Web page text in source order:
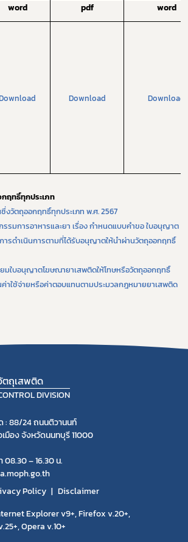
word pdf word
Download Download
ฤทธิ์ทุกประเภท
งวัตถุออกฤทธิ์ทุกประเภท พ.ศ.2567
รมการอาหารและยา เรื่อง กำหนดแบบคำขอ ใบอนุญาต
ารดำเนินการตามที่ได้รับอนุญาตให้นำผ่านวัตถุออกฤทธิ์
มใบอนุญาตโฆษณายาเสพติดให้โทษหรือวัตถุออกฤทธิ์
ค่าใช้จ่ายหรือค่าตอบแทนตามประมวลกฎหมายยาเสพติด
ถุเสพติด
DIVISION
88/24 ถนนติวานนท์
มือง จังหวัดนนทบุรี 11000
08.30 – 16.30 น.
Policy
Disclaimer
Explorer v9+, Firefox v.20+,
Opera v.10+
Subscribe